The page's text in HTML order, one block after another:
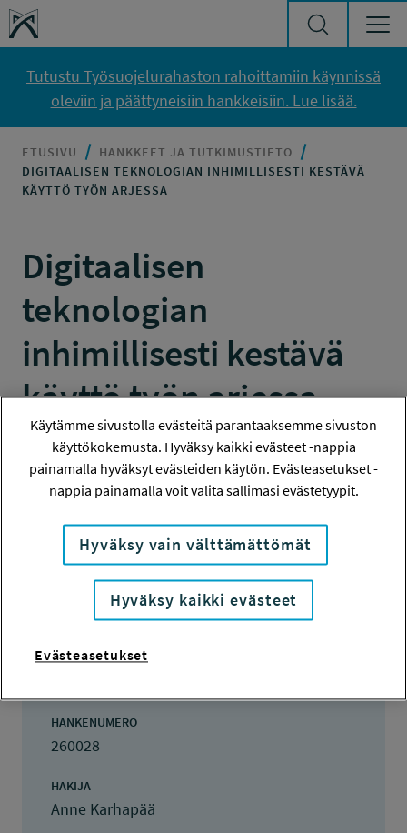
Siirry sisältöön
Työsuojelurahasto
Tutustu Työsuojelurahaston rahoittamiin käynnissä
oleviin ja päättyneisiin hankkeisiin. Lue lisää.
ETUSIVU
HANKKEET JA TUTKIMUSTIETO
DIGITAALISEN TEKNOLOGIAN INHIMILLISESTI KESTÄVÄ
KÄYTTÖ TYÖN ARJESSA
Digitaalisen
teknologian
inhimillisesti kestävä
käyttö työn arjessa
POST DOC -TUTKIMUSSTIPENDI
Hanketiedot
Tiivistelmä
Hanketiedot
HANKENUMERO
260028
HAKIJA
Anne Karhapää
Käytämme sivustolla evästeitä parantaaksemme sivuston
käyttökokemusta. Hyväksy kaikki evästeet -nappia
painamalla hyväksyt evästeiden käytön. Evästeasetukset -
nappia painamalla voit valita sallimasi evästetyypit.
Hyväksy vain välttämättömät
Hyväksy kaikki evästeet
Evästeasetukset